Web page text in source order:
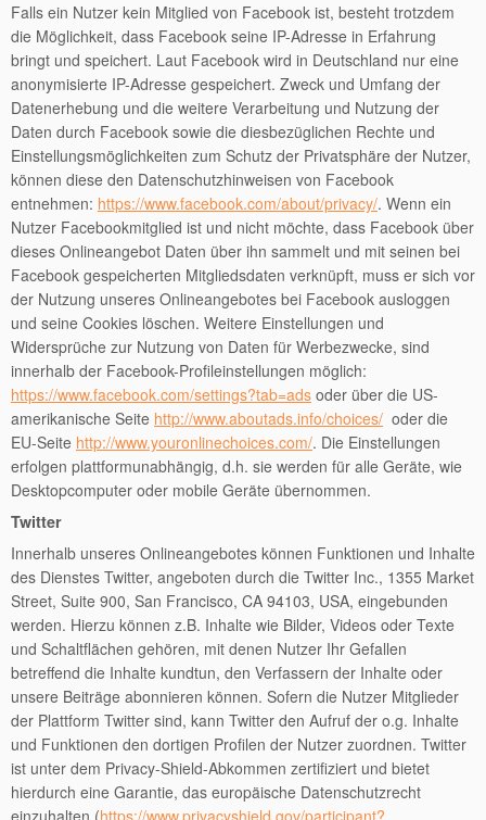
Falls ein Nutzer kein Mitglied von Facebook ist, besteht trotzdem
die Möglichkeit, dass Facebook seine IP-Adresse in Erfahrung
bringt und speichert. Laut Facebook wird in Deutschland nur eine
anonymisierte IP-Adresse gespeichert. Zweck und Umfang der
Datenerhebung und die weitere Verarbeitung und Nutzung der
Daten durch Facebook sowie die diesbezüglichen Rechte und
Einstellungsmöglichkeiten zum Schutz der Privatsphäre der Nutzer,
können diese den Datenschutzhinweisen von Facebook
entnehmen: https://www.facebook.com/about/privacy/. Wenn ein
Nutzer Facebookmitglied ist und nicht möchte, dass Facebook über
dieses Onlineangebot Daten über ihn sammelt und mit seinen bei
Facebook gespeicherten Mitgliedsdaten verknüpft, muss er sich vor
der Nutzung unseres Onlineangebotes bei Facebook ausloggen
und seine Cookies löschen. Weitere Einstellungen und
Widersprüche zur Nutzung von Daten für Werbezwecke, sind
innerhalb der Facebook-Profileinstellungen möglich:
https://www.facebook.com/settings?tab=ads oder über die US-
amerikanische Seite http://www.aboutads.info/choices/ oder die
EU-Seite http://www.youronlinechoices.com/. Die Einstellungen
erfolgen plattformunabhängig, d.h. sie werden für alle Geräte, wie
Desktopcomputer oder mobile Geräte übernommen.
Twitter
Innerhalb unseres Onlineangebotes können Funktionen und Inhalte
des Dienstes Twitter, angeboten durch die Twitter Inc., 1355 Market
Street, Suite 900, San Francisco, CA 94103, USA, eingebunden
werden. Hierzu können z.B. Inhalte wie Bilder, Videos oder Texte
und Schaltflächen gehören, mit denen Nutzer Ihr Gefallen
betreffend die Inhalte kundtun, den Verfassern der Inhalte oder
unsere Beiträge abonnieren können. Sofern die Nutzer Mitglieder
der Plattform Twitter sind, kann Twitter den Aufruf der o.g. Inhalte
und Funktionen den dortigen Profilen der Nutzer zuordnen. Twitter
ist unter dem Privacy-Shield-Abkommen zertifiziert und bietet
hierdurch eine Garantie, das europäische Datenschutzrecht
einzuhalten (https://www.privacyshield.gov/participant?